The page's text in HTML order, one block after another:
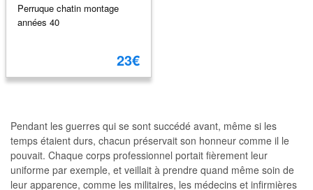
Perruque chatin montage
années 40
23€
Pendant les guerres qui se sont succédé avant, même si les
temps étaient durs, chacun préservait son honneur comme il le
pouvait. Chaque corps professionnel portait fièrement leur
uniforme par exemple, et veillait à prendre quand même soin de
leur apparence, comme les militaires, les médecins et infirmières